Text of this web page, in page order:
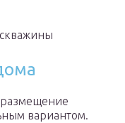
вариантом.